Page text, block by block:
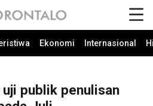
Ekonomi Internasional
publik penulisan